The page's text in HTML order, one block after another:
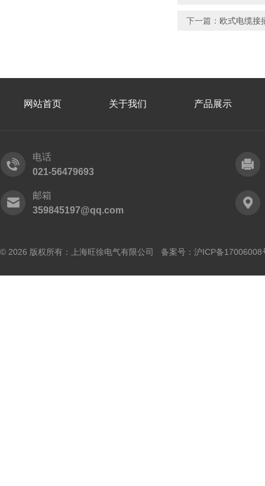
下一篇： 欧式电缆接
网站首页 关于我们 产品展示
电话
021-56479693
邮箱
359845197@qq.com
© 2026 版权所有：上海旺徐电气有限公司 备案号： 沪ICP备17006008